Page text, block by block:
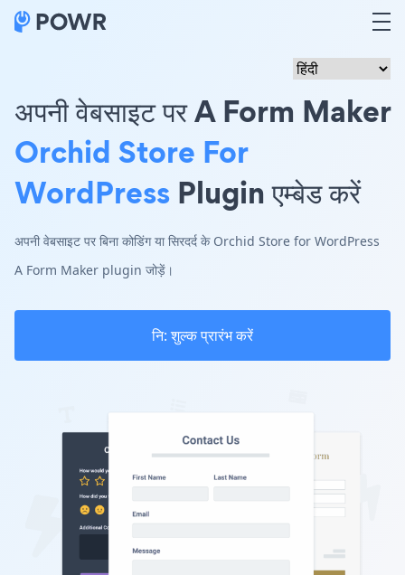
अपनी वेबसाइट पर A Form Maker
Orchid Store For
WordPress Plugin एम्बेड करें
अपनी वेबसाइट पर बिना कोडिंग या सिरदर्द के Orchid Store for WordPress
A Form Maker plugin जोड़ें।
नि: शुल्क प्रारंभ करें